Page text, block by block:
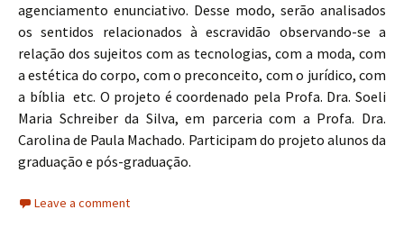
agenciamento enunciativo. Desse modo, serão analisados
os sentidos relacionados à escravidão observando-se a
relação dos sujeitos com as tecnologias, com a moda, com
a estética do corpo, com o preconceito, com o jurídico, com
a bíblia etc. O projeto é coordenado pela Profa. Dra. Soeli
Maria Schreiber da Silva, em parceria com a Profa. Dra.
Carolina de Paula Machado. Participam do projeto alunos da
graduação e pós-graduação.
Leave a comment